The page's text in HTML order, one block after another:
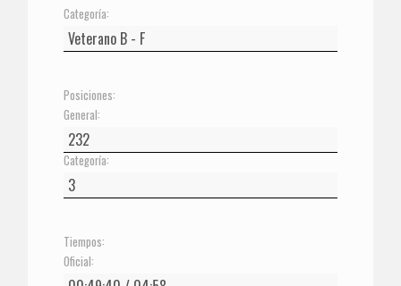
Categoría:
Posiciones:
General:
Categoría:
Tiempos:
Oficial: